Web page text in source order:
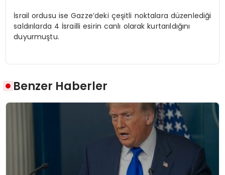
İsrail ordusu ise Gazze’deki çeşitli noktalara düzenlediği
saldırılarda 4 İsrailli esirin canlı olarak kurtarıldığını
duyurmuştu.
Benzer Haberler